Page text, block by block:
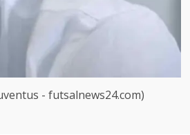
- futsalnews24.com)